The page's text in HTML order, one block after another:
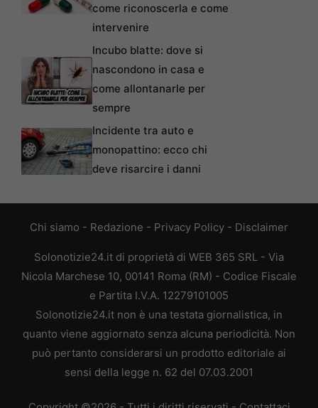
come riconoscerla e come
intervenire
Incubo blatte: dove si
nascondono in casa e
come allontanarle per
sempre
Incidente tra auto e
monopattino: ecco chi
deve risarcire i danni
Chi siamo - Redazione - Privacy Policy - Disclaimer
Solonotizie24.it di proprietà di WEB 365 SRL - Via
Nicola Marchese 10, 00141 Roma (RM) - Codice Fiscale
e Partita I.V.A. 12279101005
Solonotizie24.it non è una testata giornalistica, in
quanto viene aggiornato senza alcuna periodicità. Non
può pertanto considerarsi un prodotto editoriale ai
sensi della legge n. 62 del 07.03.2001